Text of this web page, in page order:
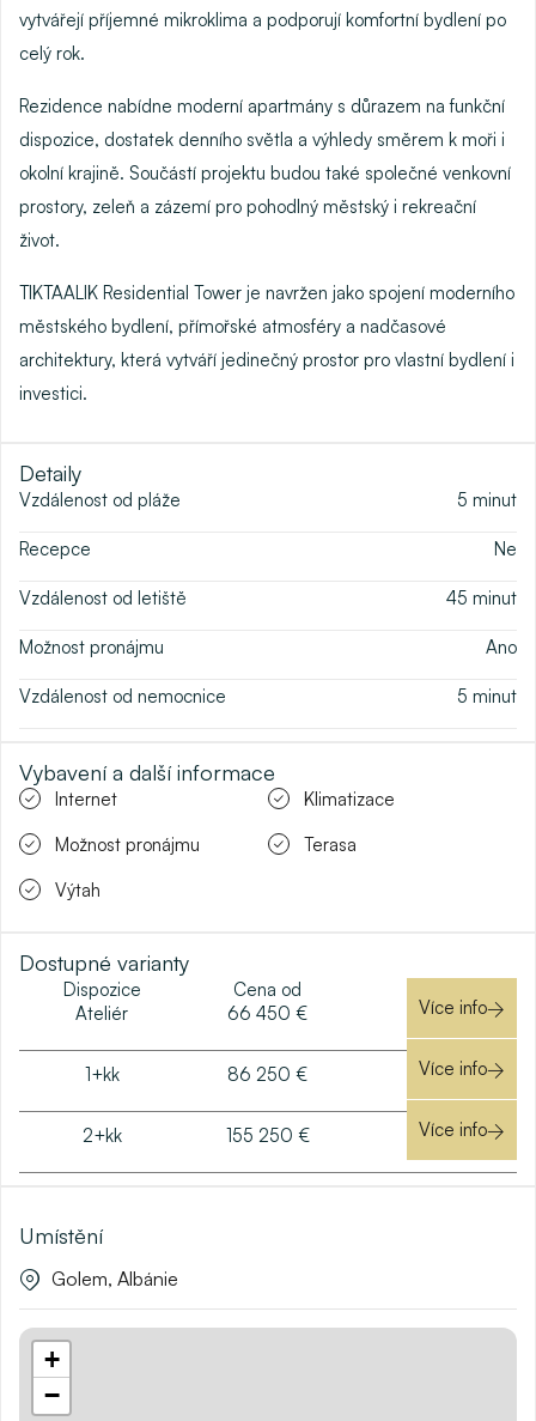
vytvářejí příjemné mikroklima a podporují komfortní bydlení po
celý rok.
Rezidence nabídne moderní apartmány s důrazem na funkční
dispozice, dostatek denního světla a výhledy směrem k moři i
okolní krajině. Součástí projektu budou také společné venkovní
prostory, zeleň a zázemí pro pohodlný městský i rekreační
život.
TIKTAALIK Residential Tower je navržen jako spojení moderního
městského bydlení, přímořské atmosféry a nadčasové
architektury, která vytváří jedinečný prostor pro vlastní bydlení i
investici.
Detaily
Vzdálenost od pláže 5 minut
Recepce Ne
Vzdálenost od letiště 45 minut
Možnost pronájmu Ano
Vzdálenost od nemocnice 5 minut
Vybavení a další informace
Internet
Klimatizace
Možnost pronájmu
Terasa
Výtah
Dostupné varianty
Dispozice
Cena od
Ateliér
66 450 € Více info
1+kk 86 250 € Více info
2+kk 155 250 € Více info
Umístění
Golem, Albánie
+
−